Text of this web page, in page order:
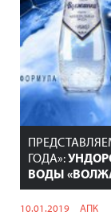
ГОДА»:
ВОДЫ
10.01.2019 АПК